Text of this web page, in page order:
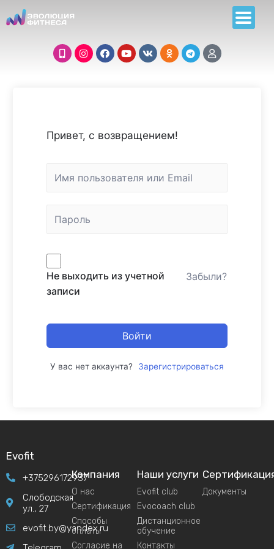
Привет, с возвращением!
Не выходить из учетной
записи
Забыли?
Войти
У вас нет аккаунта? Зарегистрироваться
Evofit
+375296172937
Слободская
ул., 27
evofit.by@yandex.ru
Компания
О нас
Сертификация
Способы
оплаты
Согласие на
Наши услуги
Evofit club
Evocoach club
Дистанционное
обучение
Контакты
Документы